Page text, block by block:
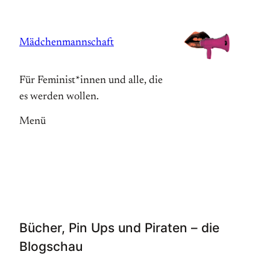
springen
Mädchenmannschaft
Für Feminist*innen und alle, die
es werden wollen.
Menü
Bücher, Pin Ups und Piraten – die
Blogschau